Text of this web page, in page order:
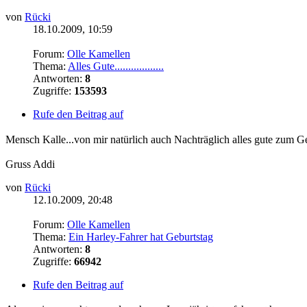
von Rücki
18.10.2009, 10:59
Forum: Olle Kamellen
Thema: Alles Gute..................
Antworten: 8
Zugriffe: 153593
Rufe den Beitrag auf
Mensch Kalle...von mir natürlich auch Nachträglich alles gute zum
Gruss Addi
von Rücki
12.10.2009, 20:48
Forum: Olle Kamellen
Thema: Ein Harley-Fahrer hat Geburtstag
Antworten: 8
Zugriffe: 66942
Rufe den Beitrag auf